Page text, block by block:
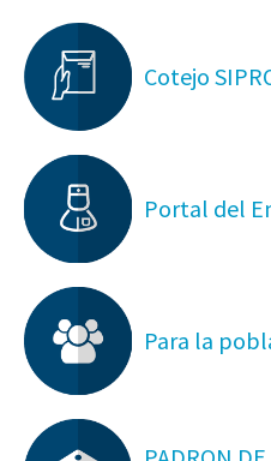
Cotejo
Portal del
Para la